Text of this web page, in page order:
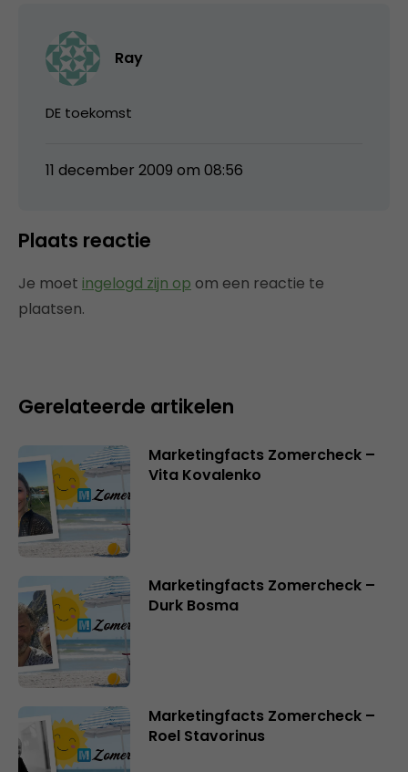
Ray
DE toekomst
11 december 2009 om 08:56
Plaats reactie
Je moet ingelogd zijn op om een reactie te
plaatsen.
Gerelateerde artikelen
Marketingfacts Zomercheck –
Vita Kovalenko
Marketingfacts Zomercheck –
Durk Bosma
Marketingfacts Zomercheck –
Roel Stavorinus